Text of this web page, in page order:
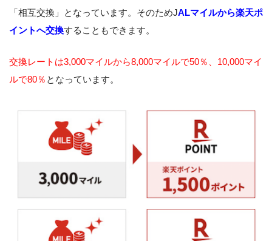
「相互交換」となっています。そのためJALマイルから楽天ポ
イントへ交換することもできます。
交換レートは3,000マイルから8,000マイルで50％、10,000マイ
ルで80％ となっています。